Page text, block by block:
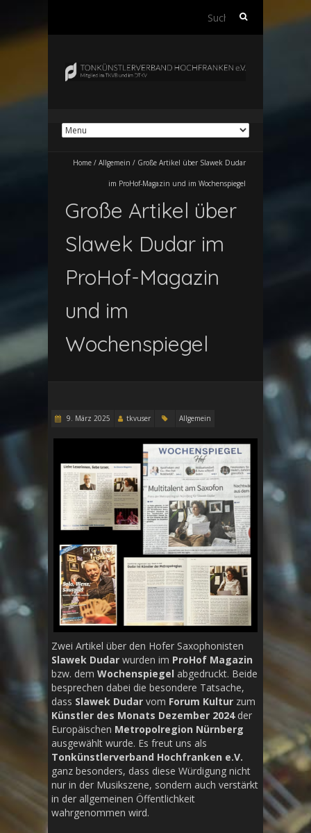
Suchen
Home / Allgemein / Große Artikel über Slawek Dudar
im ProHof-Magazin und im Wochenspiegel
Große Artikel über
Slawek Dudar im
ProHof-Magazin
und im
Wochenspiegel
9. März 2025 tkvuser Allgemein
Zwei Artikel über den Hofer Saxophonisten
Slawek Dudar wurden im ProHof Magazin
bzw. dem Wochenspiegel abgedruckt. Beide
besprechen dabei die besondere Tatsache,
dass Slawek Dudar vom Forum Kultur zum
Künstler des Monats Dezember 2024der
Europäischen Metropolregion Nürnberg
ausgewählt wurde. Es freut uns als
Tonkünstlerverband Hochfranken e.V.
ganz besonders, dass diese Würdigung nicht
nur in der Musikszene, sondern auch verstärkt
in der allgemeinen Öffentlichkeit
wahrgenommen wird.